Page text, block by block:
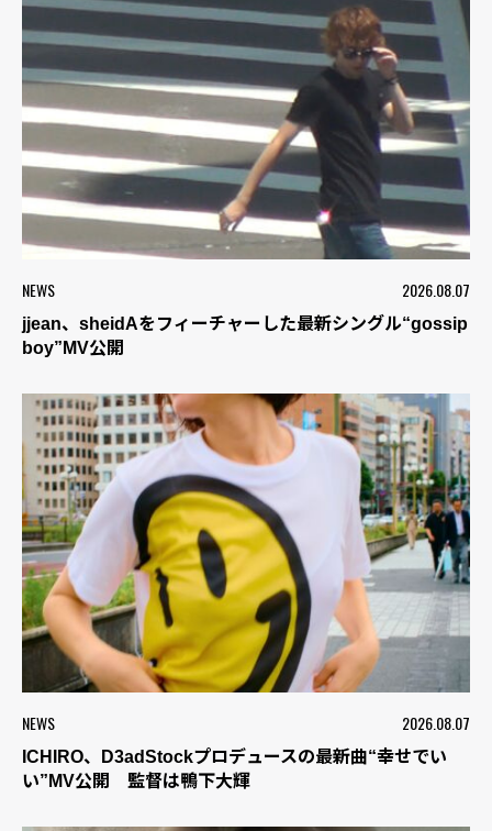
NEWS 2026.08.07
jjean、sheidAをフィーチャーした最新シングル“gossip
boy”MV公開
NEWS 2026.08.07
ICHIRO、D3adStockプロデュースの最新曲“幸せでい
い”MV公開 監督は鴨下大輝